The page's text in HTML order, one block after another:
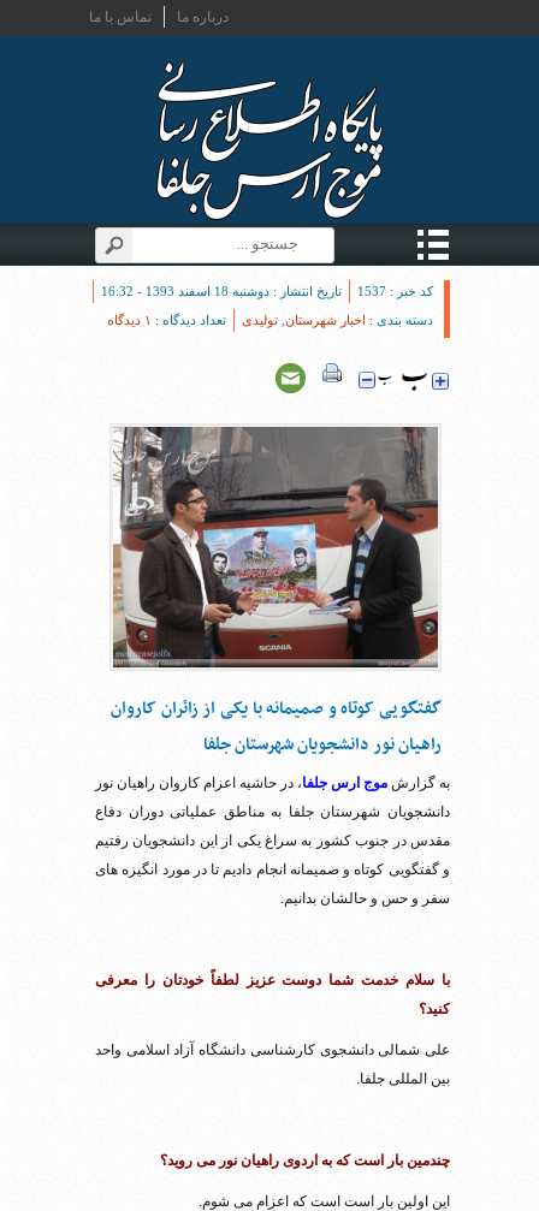
تماس با ما درباره ما
کد خبر : 1537
تاریخ انتشار : دوشنبه 18 اسفند 1393 - 16:32
دسته بندی : اخبار شهرستان تولیدی تعداد دیدگاه : ۱ دیدگاه
گفتگویی کوتاه و صمیمانه با یکی از زائران کاروان
راهیان نور دانشجویان شهرستان جلفا
به گزارش موج ارس جلفا، در حاشیه اعزام کاروان راهیان نور
دانشجویان شهرستان جلفا به مناطق عملیاتی دوران دفاع
مقدس در جنوب کشور به سراغ یکی از این دانشجویان رفتیم
و گفتگویی کوتاه و صمیمانه انجام دادیم تا در مورد انگیزه های
سفر و حس و حالشان بدانیم.
با سلام خدمت شما دوست عزیز لطفاً خودتان را معرفی
کنید؟
علی شمالی دانشجوی کارشناسی دانشگاه آزاد اسلامی واحد
بین المللی جلفا.
چندمین بار است که به اردوی راهیان نور می روید؟
این اولین بار است است که اعزام می شوم.